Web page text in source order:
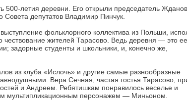
летия деревни. Его открыли председатель
Совета депутатов Владимир Пинчук.
фольклорного коллектива из Польши,
жителей Тарасово. Ведь деревня — это
задорные студенты и школьники, и, конечно же,
из клуба «Ислочь» и другие самые разнообразные
Вера Сечная, частая гостья Тарасово,
и Андреем. Ребятишкам понравилось веселье и
мультипликационным персонажем — Миньоном.